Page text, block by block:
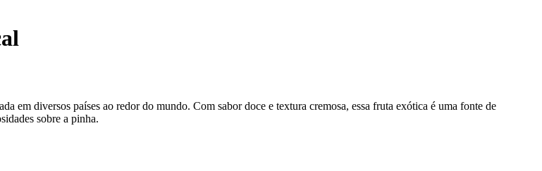
em diversos países ao redor do mundo. Com sabor doce e textura cremosa, essa fruta exótica é uma fonte de
sobre a pinha.